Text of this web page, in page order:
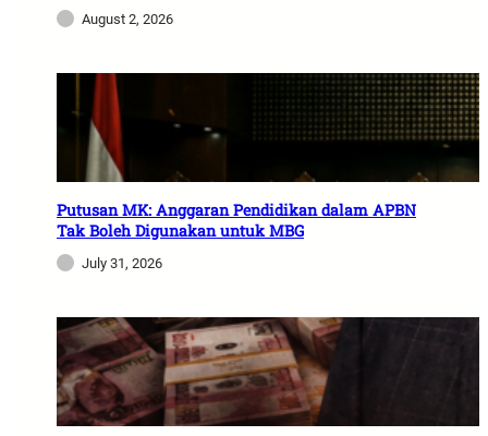
August 2, 2026
Putusan MK: Anggaran Pendidikan dalam APBN
Tak Boleh Digunakan untuk MBG
July 31, 2026